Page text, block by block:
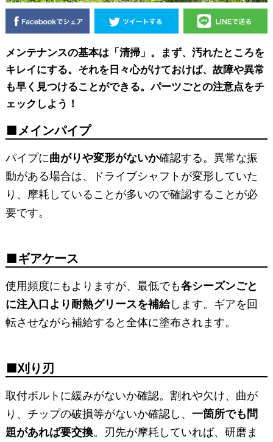
メンテナンスの基本は「清掃」。まず、汚れたところを
キレイにする。それを日々心がけておけば、故障や異常
も早く見つけることができる。パーツごとの注意点をチ
ェックしよう！
メインパイプ
パイプに曲がりや変形がないか確認する。異常な振
動がある場合は、ドライブシャフトが変形していた
り、摩耗していることが多いので確認することが必
要です。
ギアケース
使用頻度にもよりますが、最低でも各シーズンごと
に注入口より耐熱グリースを補給します。ギアを回
転させながら補給すると全体に塗布されます。
刈り刃
取付ボルトに緩みがないか確認。割れや欠け、曲が
り、チップの破損等がないか確認し、 一箇所でも問
題があれば要交換。刃先が摩耗していれば、研磨ま